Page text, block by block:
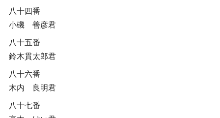
八十四番
小磯 善彦君
八十五番
鈴木貫太郎君
八十六番
木内 良明君
八十七番